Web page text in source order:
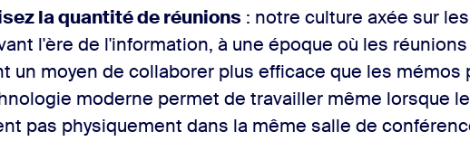
la quantité de réunions : notre culture axée sur
l'ère de l'information, à une époque où les
un moyen de collaborer plus efficace que les mémos
moderne permet de travailler même lorsque
pas physiquement dans la même salle de